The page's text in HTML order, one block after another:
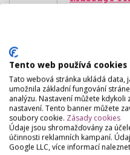
Masáže v
Relaxační,
masáž, Bowen,…
Nutrizone -
Hrubého 11,
Výživová
životosprávou,
jídelníčku,
Tento web používá cookies
Tato webová stránka ukládá data,
umožnila základní fungování
analýzu. Nastavení můžete
nastavení. Tento banner můžete
soubory cookie. Zásady cookies
Údaje jsou shromažďovány za
účinnosti reklamních kampaní.
Google LLC, více informací